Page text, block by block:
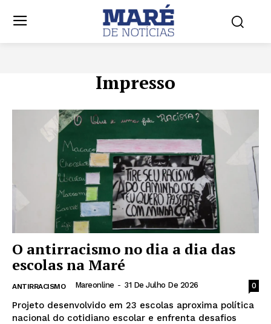
Impresso
O antirracismo no dia a dia das
escolas na Maré
ANTIRRACISMO Mareonline - 31 De Julho De 2026 0
Projeto desenvolvido em 23 escolas aproxima política
nacional do cotidiano escolar e enfrenta desafios